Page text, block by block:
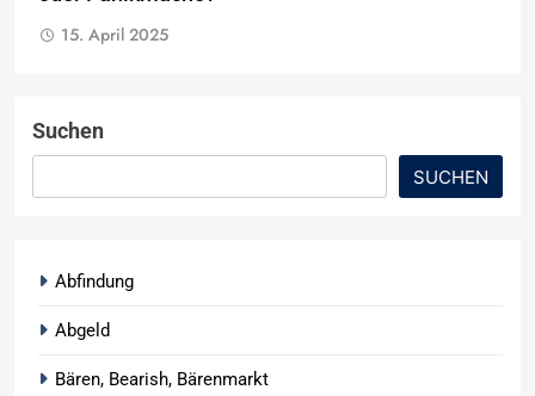
15. April 2025
Suchen
SUCHEN
Abfindung
Abgeld
Bären, Bearish, Bärenmarkt